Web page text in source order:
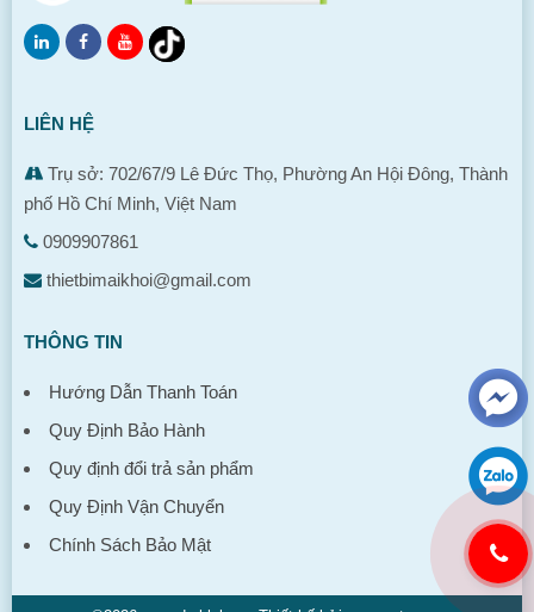
LIÊN HỆ
Trụ sở: 702/67/9 Lê Đức Thọ, Phường An Hội Đông, Thành
phố Hồ Chí Minh, Việt Nam
0909907861
thietbimaikhoi@gmail.com
THÔNG TIN
Hướng Dẫn Thanh Toán
Quy Định Bảo Hành
Quy định đổi trả sản phẩm
Quy Định Vận Chuyển
Chính Sách Bảo Mật